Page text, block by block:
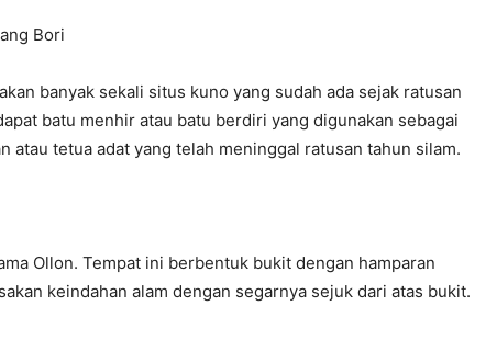
Bori
banyak sekali situs kuno yang sudah ada sejak ratusan
batu menhir atau batu berdiri yang digunakan sebagai
atau tetua adat yang telah meninggal ratusan tahun silam.
Ollon. Tempat ini berbentuk bukit dengan hamparan
keindahan alam dengan segarnya sejuk dari atas bukit.